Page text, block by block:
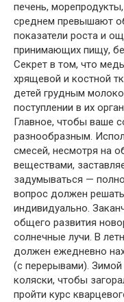
печень,
среднем превышают
показатели роста и
принимающих пищу,
Секрет в том, что
хрящевой и костной
детей грудным
поступлении в их
Главное, чтобы ваше
разнообразным.
смесей, несмотря на
веществами,
задумываться —
вопрос должен
индивидуально.
общего развития
солнечные лучи. В
должен ежедневно
(с перерывами).
коляски, чтобы
пройти курс